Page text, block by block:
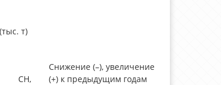
т)
Снижение (–), увеличение
(+) к предыдущим годам
СН,